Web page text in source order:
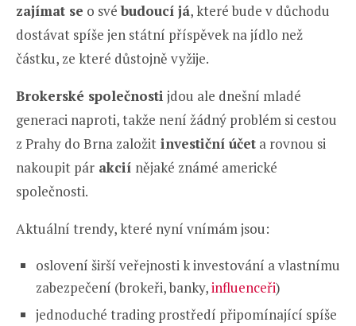
zajímat se o své budoucí já, které bude v důchodu
dostávat spíše jen státní příspěvek na jídlo než
částku, ze které důstojně vyžije.
Brokerské společnosti jdou ale dnešní mladé
generaci naproti, takže není žádný problém si cestou
z Prahy do Brna založit investiční účet a rovnou si
nakoupit pár akcií nějaké známé americké
společnosti.
Aktuální trendy, které nyní vnímám jsou:
oslovení širší veřejnosti k investování a vlastnímu
zabezpečení (brokeři, banky,influenceři)
jednoduché trading prostředí připomínající spíše